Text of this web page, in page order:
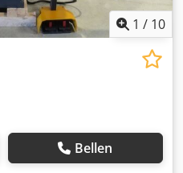
1 / 10
Bellen